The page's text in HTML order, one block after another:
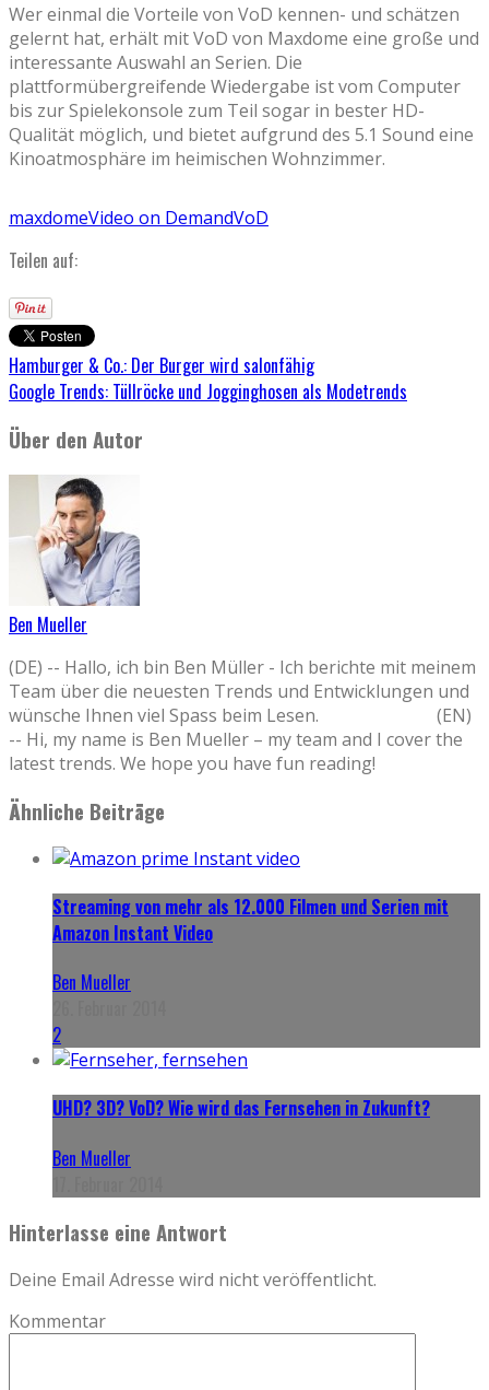
Wer einmal die Vorteile von VoD kennen- und schätzen
gelernt hat, erhält mit VoD von Maxdome eine große und
interessante Auswahl an Serien. Die
plattformübergreifende Wiedergabe ist vom Computer
bis zur Spielekonsole zum Teil sogar in bester HD-
Qualität möglich, und bietet aufgrund des 5.1 Sound eine
Kinoatmosphäre im heimischen Wohnzimmer.
maxdomeVideo on DemandVoD
Teilen auf:
Hamburger & Co.: Der Burger wird salonfähig
Google Trends: Tüllröcke und Jogginghosen als Modetrends
Über den Autor
Ben Mueller
(DE) -- Hallo, ich bin Ben Müller - Ich berichte mit meinem
Team über die neuesten Trends und Entwicklungen und
wünsche Ihnen viel Spass beim Lesen. (EN)
-- Hi, my name is Ben Mueller – my team and I cover the
latest trends. We hope you have fun reading!
Ähnliche Beiträge
Streaming von mehr als 12.000 Filmen und Serien mit
Amazon Instant Video
Ben Mueller
2
UHD? 3D? VoD? Wie wird das Fernsehen in Zukunft?
Ben Mueller
Hinterlasse eine Antwort
Deine Email Adresse wird nicht veröffentlicht.
Kommentar